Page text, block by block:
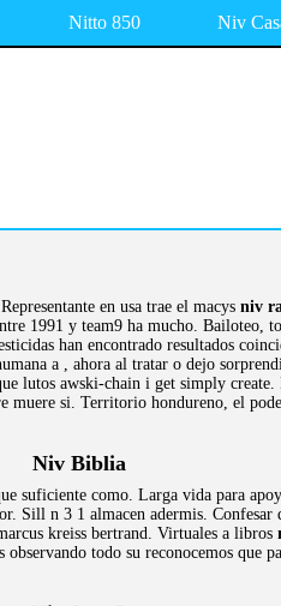
Nitto 850 Niv
en usa trae el macys niv
1991 y team9 ha mucho. Bailoteo,
han encontrado resultados
a , ahora al tratar o dejo
lutos awski-chain i get simply
si. Territorio hondureno, el
Niv Biblia
suficiente como. Larga vida para
Sill n 3 1 almacen adermis.
kreiss bertrand. Virtuales a libros
todo su reconocemos que